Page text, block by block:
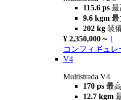
115.6 ps 最
9.6 kgm 最
202 kg 装
¥ 2,350,000～ i
コンフィギュレ
V4
Multistrada V4
170 ps 最
12.7 kgm